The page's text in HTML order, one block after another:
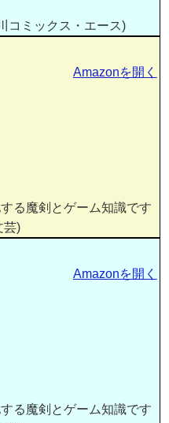
コミックス・エース)
る魔剣とゲーム知識です
芸)
Amazonを開く
る魔剣とゲーム知識です
Amazonを開く